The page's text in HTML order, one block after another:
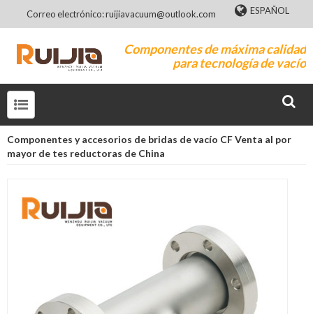
Correo electrónico: ruijiavacuum@outlook.com ESPAÑOL
Componentes de máxima calidad
para tecnología de vacío
Componentes y accesorios de bridas de vacío CF Venta al por
mayor de tes reductoras de China